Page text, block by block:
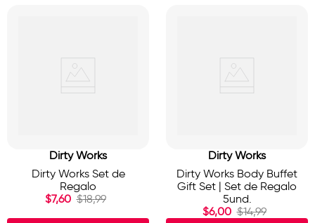
Dirty Works
Dirty Works Set de
Regalo
$7,60 $18,99
Dirty Works
Dirty Works Body Buffet
Gift Set | Set de Regalo
5und.
$6,00 $14,99